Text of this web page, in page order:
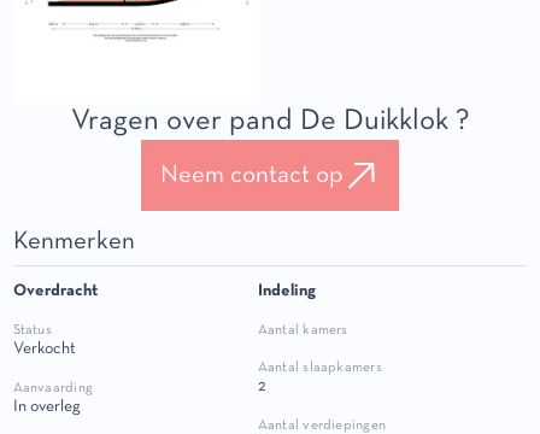
Vragen over pand De Duikklok ?
Neem contact op
Kenmerken
Overdracht
Status
verkocht
Aanvaarding
in overleg
Indeling
Aantal kamers
Aantal slaapkamers
2
Aantal verdiepingen